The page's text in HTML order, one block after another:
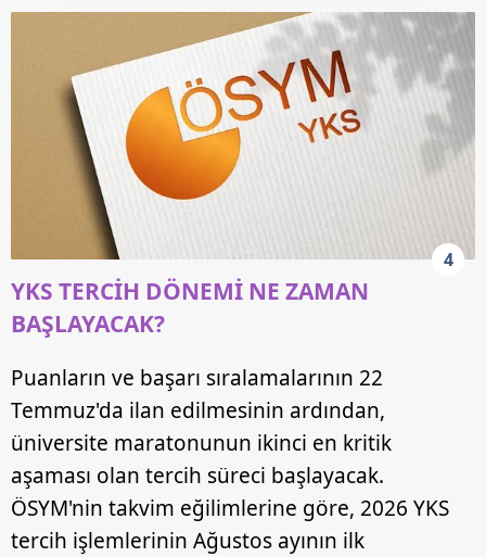
4
YKS TERCİH DÖNEMİ NE ZAMAN
BAŞLAYACAK?
Puanların ve başarı sıralamalarının 22
Temmuz'da ilan edilmesinin ardından,
üniversite maratonunun ikinci en kritik
aşaması olan tercih süreci başlayacak.
ÖSYM'nin takvim eğilimlerine göre, 2026 YKS
tercih işlemlerinin Ağustos ayının ilk